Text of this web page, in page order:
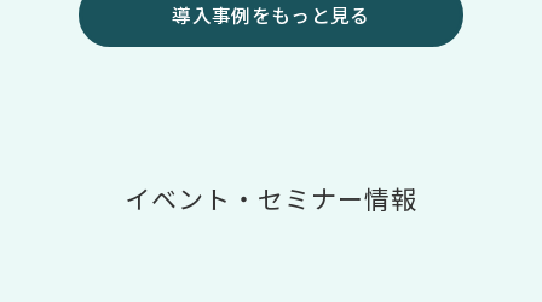
導入事例をもっと見る
イベント・セミナー情報